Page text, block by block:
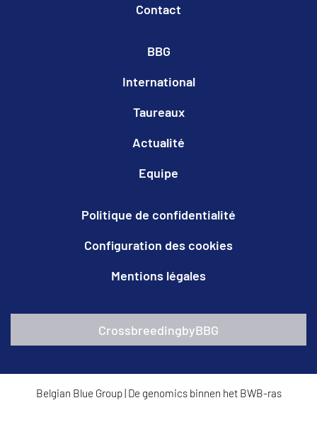
Contact
BBG
International
Taureaux
Actualité
Equipe
Politique de confidentialité
Configuration des cookies
Mentions légales
CrossbreedingbyBBG
Belgian Blue Group| De genomics binnen het BWB-ras